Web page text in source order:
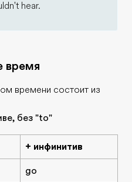
hear.
время
времени состоит из
без "to"
+ инфинитив
go